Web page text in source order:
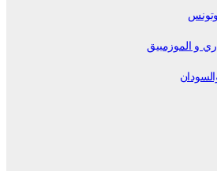
و الموزمبيق